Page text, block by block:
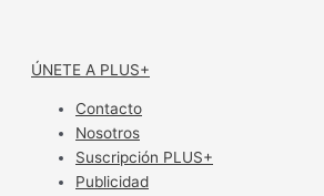
ÚNETE A PLUS+
Contacto
Nosotros
Suscripción PLUS+
Publicidad